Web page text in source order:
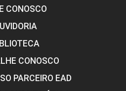
CONOSCO
CONOSCO
PARCEIRO EAD